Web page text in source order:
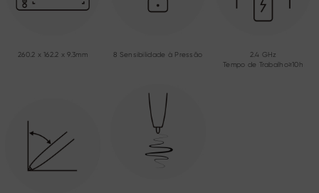
260.2 x 162.2 x 9.3mm 8 Sensibilidade à Pressão
2.4 GHz
Tempo de Trabalho≥10h